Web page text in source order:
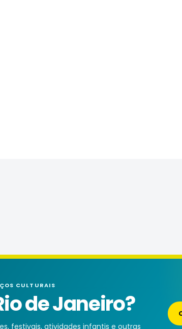
CULTURAIS
de Janeiro?
festivais, atividades infantis e outras